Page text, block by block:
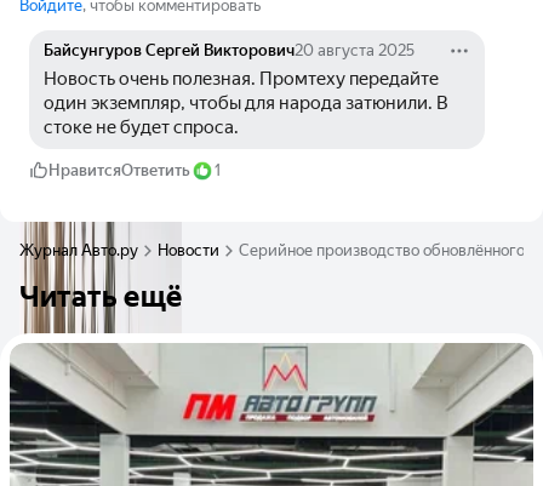
Войдите, чтобы комментировать
Байсунгуров Сергей Викторович20 августа 2025
Новость очень полезная. Промтеху передайте
один экземпляр, чтобы для народа затюнили. В
стоке не будет спроса.
НравитсяОтветить 1
Журнал Авто.ру Новости Серийное производство обновлённого
Читать ещё